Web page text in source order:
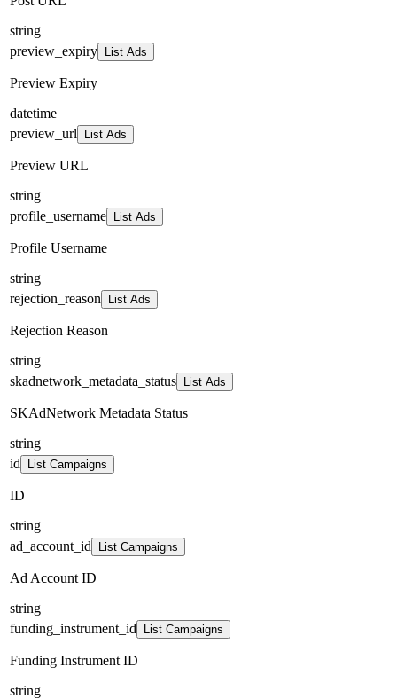
string
preview_expiry
List Ads
Preview Expiry
datetime
preview_url
List Ads
Preview URL
string
profile_username
List Ads
Profile Username
string
rejection_reason
List Ads
Rejection Reason
string
skadnetwork_metadata_status
List Ads
SKAdNetwork Metadata Status
string
id
List Campaigns
ID
string
ad_account_id
List Campaigns
Ad Account ID
string
funding_instrument_id
List Campaigns
Funding Instrument ID
string